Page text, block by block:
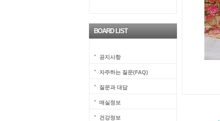
BOARD LIST
공지사항
자주하는 질문(FAQ)
질문과 대답
매실정보
건강정보